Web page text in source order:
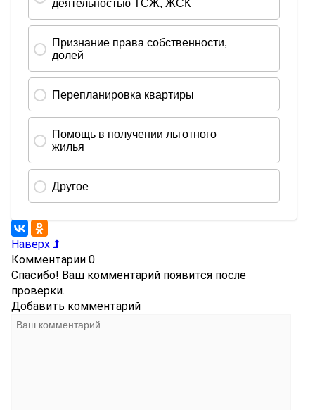
Наверх
Комментарии0
Спасибо! Ваш комментарий появится после
проверки.
Добавить комментарий